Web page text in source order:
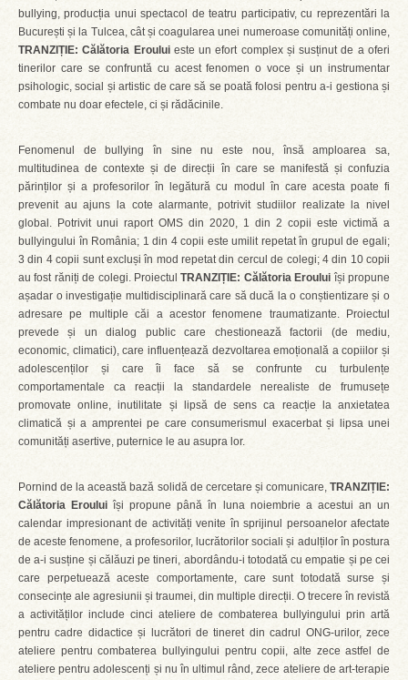
bullying, producția unui spectacol de teatru participativ, cu reprezentări la
București și la Tulcea, cât și coagularea unei numeroase comunități online,
TRANZIȚIE: Călătoria Erouluieste un efort complex și susținut de a oferi
tinerilor care se confruntă cu acest fenomen o voce și un instrumentar
psihologic, social și artistic de care să se poată folosi pentru a-i gestiona și
combate nu doar efectele, ci și rădăcinile.
Fenomenul de bullying în sine nu este nou, însă amploarea sa,
multitudinea de contexte și de direcții în care se manifestă și confuzia
părinților și a profesorilor în legătură cu modul în care acesta poate fi
prevenit au ajuns la cote alarmante, potrivit studiilor realizate la nivel
global. Potrivit unui raport OMS din 2020, 1 din 2 copii este victimă a
bullyingului în România; 1 din 4 copii este umilit repetat în grupul de egali;
3 din 4 copii sunt excluși în mod repetat din cercul de colegi; 4 din 10 copii
au fost răniți de colegi. ProiectulTRANZIȚIE: Călătoria Eroului își propune
așadar o investigație multidisciplinară care să ducă la o conștientizare și o
adresare pe multiple căi a acestor fenomene traumatizante. Proiectul
prevede și un dialog public care chestionează factorii (de mediu,
economic, climatici), care influențează dezvoltarea emoțională a copiilor și
adolescenților și care îi face să se confrunte cu turbulențe
comportamentale ca reacții la standardele nerealiste de frumusețe
promovate online, inutilitate și lipsă de sens ca reacție la anxietatea
climatică și a amprentei pe care consumerismul exacerbat și lipsa unei
comunități asertive, puternice le au asupra lor.
Pornind de la această bază solidă de cercetare și comunicare,TRANZIȚIE:
Călătoria Eroului își propune până în luna noiembrie a acestui an un
calendar impresionant de activități venite în sprijinul persoanelor afectate
de aceste fenomene, a profesorilor, lucrătorilor sociali și adulților în postura
de a-i susține și călăuzi pe tineri, abordându-i totodată cu empatie și pe cei
care perpetuează aceste comportamente, care sunt totodată surse și
consecințe ale agresiunii și traumei, din multiple direcții. O trecere în revistă
a activităților include cinci ateliere de combaterea bullyingului prin artă
pentru cadre didactice și lucrători de tineret din cadrul ONG-urilor, zece
ateliere pentru combaterea bullyingului pentru copii, alte zece astfel de
ateliere pentru adolescenți și nu în ultimul rând, zece ateliere de art-terapie